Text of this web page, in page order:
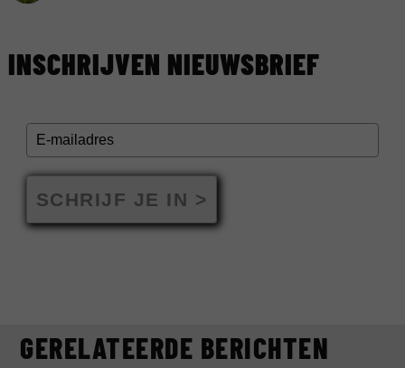
INSCHRIJVEN NIEUWSBRIEF
SCHRIJF JE IN >
GERELATEERDE BERICHTEN